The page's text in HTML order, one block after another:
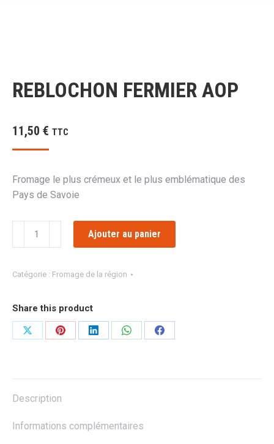
REBLOCHON FERMIER AOP
11,50 € TTC
Fromage le plus crémeux et le plus emblématique des
Pays de Savoie
quantité
FERMIER
Ajouter au panier
Catégorie : Fromage de la région
Share this product
PartagerPartagerPartagerPartagerPartager
Description
Informations complémentaires